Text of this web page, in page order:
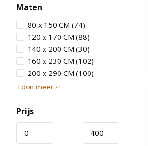
Maten
80 x 150 CM (74)
120 x 170 CM (88)
140 x 200 CM (30)
160 x 230 CM (102)
200 x 290 CM (100)
Toon meer
Prijs
-